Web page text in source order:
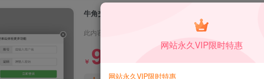
牛角交友盲盒系统PHP开源的盲盒源码
此内容为付费资源，请付费后查看
￥ 9.9 99
网站永久VIP限时特惠
网站永久VIP限时特惠